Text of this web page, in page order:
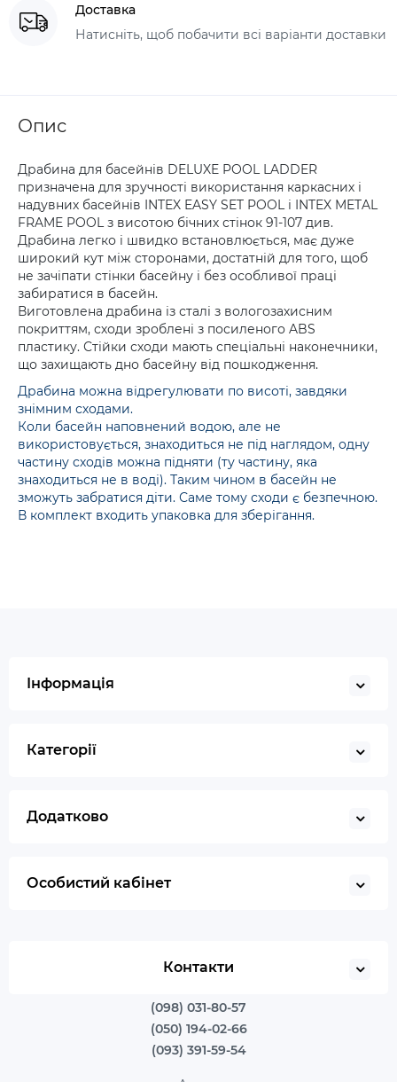
Доставка
Натисніть, щоб побачити всі варіанти доставки
Опис
Драбина для басейнів DELUXE POOL LADDER
призначена для зручності використання каркасних і
надувних басейнів INTEX EASY SET POOL і INTEX METAL
FRAME POOL з висотою бічних стінок 91-107 див.
Драбина легко і швидко встановлюється, має дуже
широкий кут між сторонами, достатній для того, щоб
не зачіпати стінки басейну і без особливої праці
забиратися в басейн.
Виготовлена драбина із сталі з вологозахисним
покриттям, сходи зроблені з посиленого ABS
пластику. Стійки сходи мають спеціальні наконечники,
що захищають дно басейну від пошкодження.
Драбина можна відрегулювати по висоті, завдяки
знімним сходами.
Коли басейн наповнений водою, але не
використовується, знаходиться не під наглядом, одну
частину сходів можна підняти (ту частину, яка
знаходиться не в воді). Таким чином в басейн не
зможуть забратися діти. Саме тому сходи є безпечною.
В комплект входить упаковка для зберігання.
Інформація
Категорії
Додатково
Особистий кабінет
Контакти
(098) 031-80-57
(050) 194-02-66
(093) 391-59-54